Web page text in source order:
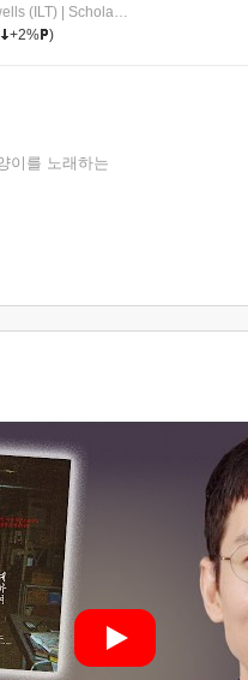
(ILT)
Scholastic Inc
+2% )
이를 노래하는